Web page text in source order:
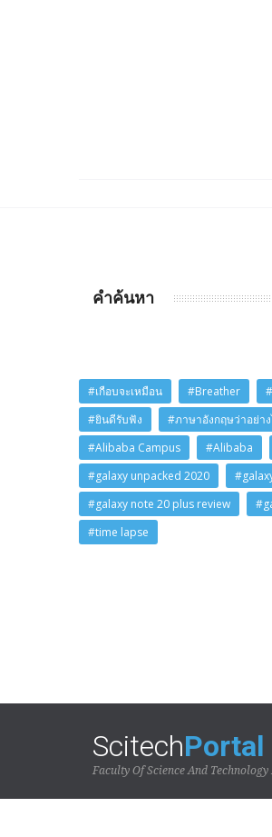
คำค้นหา
#เกือบจะเหมือน #Breather
#ยินดีรับฟัง
#ภาษาอังกฤษว่าอย่าง
#Alibaba Campus
#Alibaba
#galaxy unpacked 2020
#galaxy note 20 plus review
#time lapse
ScitechPortal
Faculty Of Science And